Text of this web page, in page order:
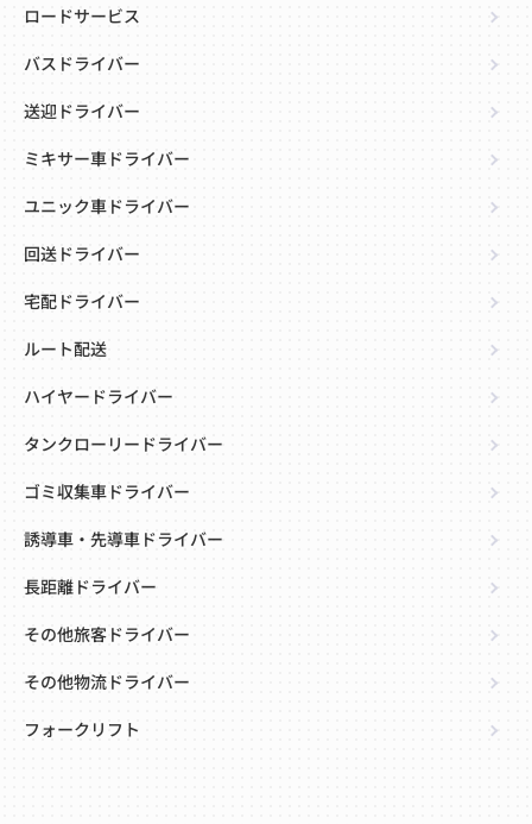
ロードサービス
バスドライバー
送迎ドライバー
ミキサー車ドライバー
ユニック車ドライバー
回送ドライバー
宅配ドライバー
ルート配送
ハイヤードライバー
タンクローリードライバー
ゴミ収集車ドライバー
誘導車・先導車ドライバー
長距離ドライバー
その他旅客ドライバー
その他物流ドライバー
フォークリフト